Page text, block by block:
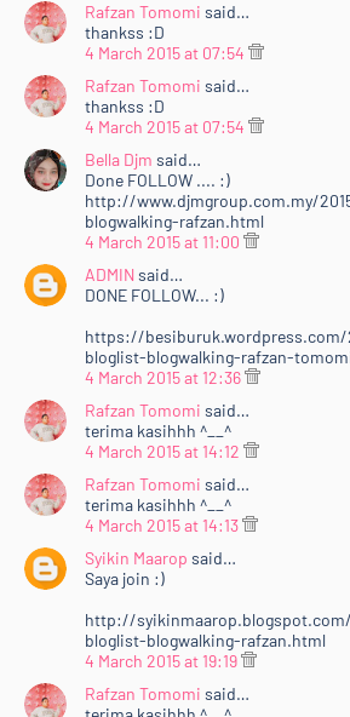
Rafzan Tomomi said…
thankss :D
4 March 2015 at 07:54
Rafzan Tomomi said…
thankss :D
4 March 2015 at 07:54
Bella Djm said…
Done FOLLOW .... :)
http://www.djmgroup.com.my/
blogwalking-rafzan.html
4 March 2015 at 11:00
ADMINsaid…
DONE FOLLOW... :)
https://
bloglist-blogwalking-rafzan-
4 March 2015 at 12:36
Rafzan Tomomi said…
terima kasihhh ^__^
4 March 2015 at 14:12
Rafzan Tomomi said…
terima kasihhh ^__^
4 March 2015 at 14:13
Syikin Maarop said…
Saya join :)
http://
bloglist-blogwalking-rafzan.html
4 March 2015 at 19:19
Rafzan Tomomi said…